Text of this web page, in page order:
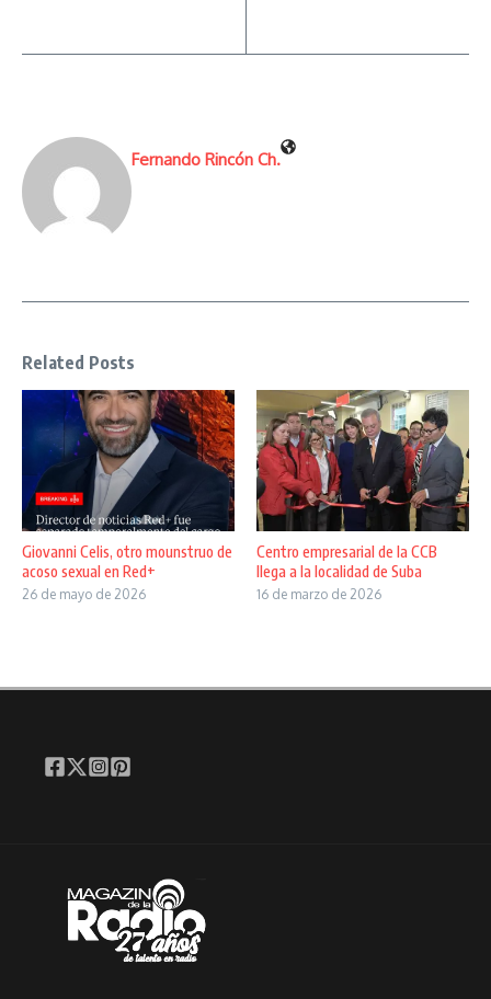
Fernando Rincón Ch.
Related Posts
Giovanni Celis, otro mounstruo de
acoso sexual en Red+
26 de mayo de 2026
Centro empresarial de la CCB
llega a la localidad de Suba
16 de marzo de 2026